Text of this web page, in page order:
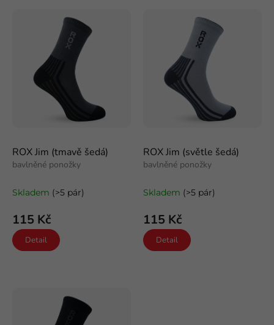
Abecedně
t
ů
ROX Jim (tmavě šedá)
bavlněné ponožky
Skladem (>5 pár)
115 Kč
Detail
ROX Jim (světle šedá)
bavlněné ponožky
Skladem (>5 pár)
115 Kč
Detail